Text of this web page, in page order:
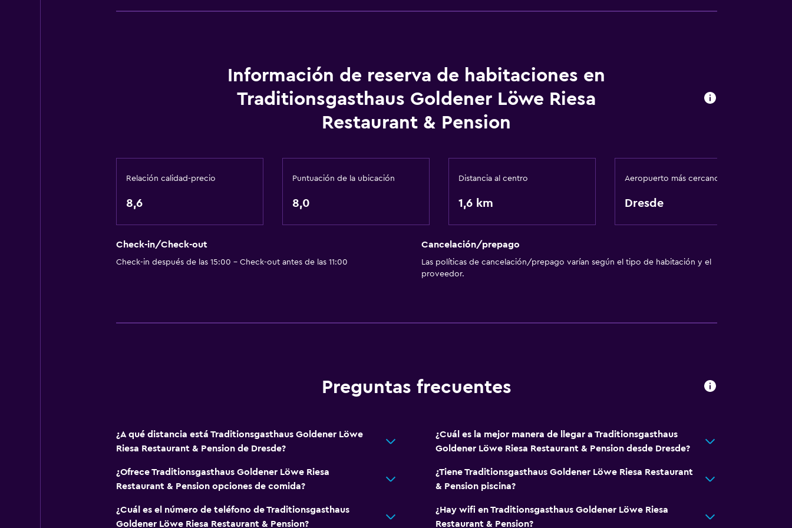
Baño privado
Habitaciones familiares
Zona de estar
Posibilidad de habitaciones conectadas
Sofá
Juegos de mesa/rompecabezas
Ciclismo
Silla para ducha
Almohada sin plumas
Plantas superiores accesibles por escaleras
Periquera
Sistema de entretenimiento
TV de pantalla plana
TV por cable o vía satélite
TV
Servicios y facilidades
Instalaciones para reuniones
Servicio de habitaciones
Acceso con llave
Lavandería
Información de reserva de habitaciones en
Traditionsgasthaus Goldener Löwe Riesa
Restaurant & Pension
Relación calidad-precio
8,6
Puntuación de la ubicación
8,0
Distancia al centro
1,6 km
Aeropuerto más cercano
Dresde
Check-in/Check-out
Check-in después de las 15:00 - Check-out antes de las 11:00
Cancelación/prepago
Las políticas de cancelación/prepago varían según el tipo de habitación y el
proveedor.
Preguntas frecuentes
¿A qué distancia está Traditionsgasthaus Goldener Löwe
Riesa Restaurant & Pension de Dresde?
¿Cuál es la mejor manera de llegar a Traditionsgasthaus
Goldener Löwe Riesa Restaurant & Pension desde Dresde?
¿Ofrece Traditionsgasthaus Goldener Löwe Riesa
Restaurant & Pension opciones de comida?
¿Tiene Traditionsgasthaus Goldener Löwe Riesa Restaurant
& Pension piscina?
¿Cuál es el número de teléfono de Traditionsgasthaus
Goldener Löwe Riesa Restaurant & Pension?
¿Hay wifi en Traditionsgasthaus Goldener Löwe Riesa
Restaurant & Pension?